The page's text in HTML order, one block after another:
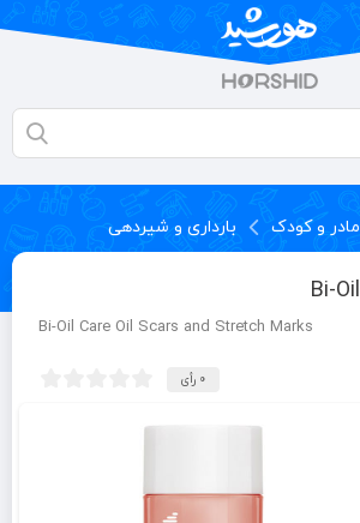
مادر و کودک بارداری و شیردهی
Bi-Oil Care Oil Scars and Stretch Marks
0 رأی